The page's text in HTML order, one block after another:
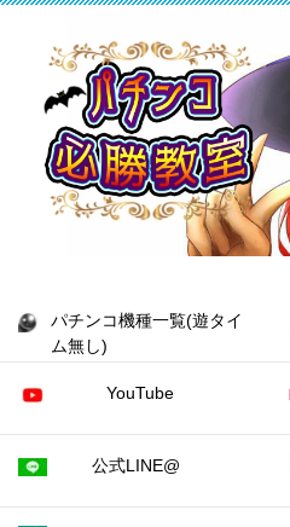
パチンコ機種一覧(遊タイ
ム無し)
YouTube
公式LINE@